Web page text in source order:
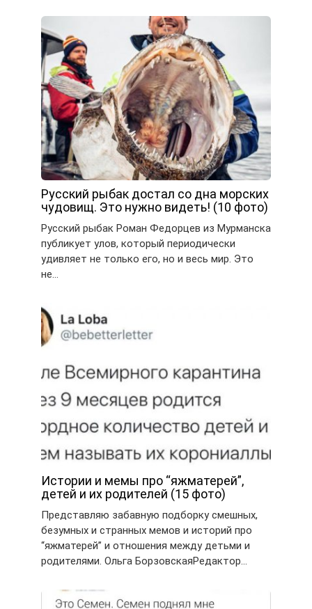
Русский рыбак достал со дна морских
чудовищ. Это нужно видеть! (10 фото)
Русский рыбак Роман Федорцев из Мурманска
публикует улов, который периодически
удивляет не только его, но и весь мир. Это
не…
Истории и мемы про “яжматерей”,
детей и их родителей (15 фото)
Представляю забавную подборку смешных,
безумных и странных мемов и историй про
“яжматерей” и отношения между детьми и
родителями. Ольга БорзовскаяРедактор…